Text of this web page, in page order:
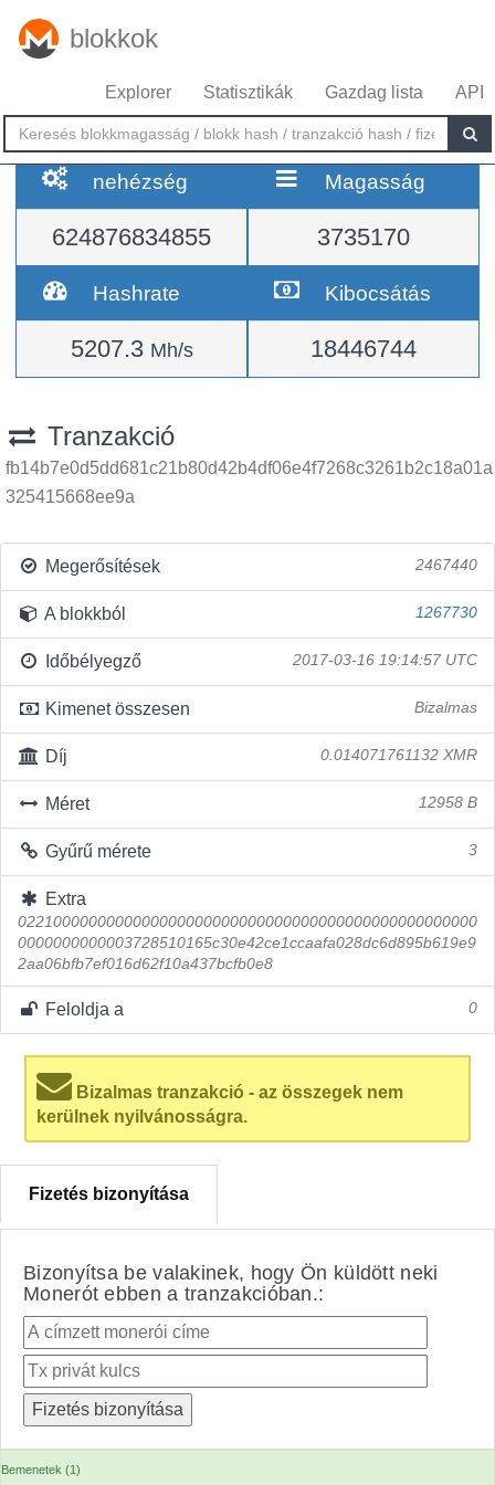
blokkok
Explorer Statisztikák Gazdag lista API
nehézség
624876834855
Magasság
3735170
Hashrate
5207.3 Mh/s
Kibocsátás
18446744
Tranzakció
fb14b7e0d5dd681c21b80d42b4df06e4f7268c3261b2c18a01a
325415668ee9a
Megerősítések 2467440
A blokkból 1267730
Időbélyegző 2017-03-16 19:14:57 UTC
Kimenet összesen Bizalmas
Díj 0.014071761132 XMR
Méret 12958 B
Gyűrű mérete 3
Extra
0221000000000000000000000000000000000000000000000000
0000000000003728510165c30e42ce1ccaafa028dc6d895b619e9
2aa06bfb7ef016d62f10a437bcfb0e8
Feloldja a 0
Bizalmas tranzakció - az összegek nem
kerülnek nyilvánosságra.
Fizetés bizonyítása
Bizonyítsa be valakinek, hogy Ön küldött neki
Monerót ebben a tranzakcióban.:
Bemenetek (1)